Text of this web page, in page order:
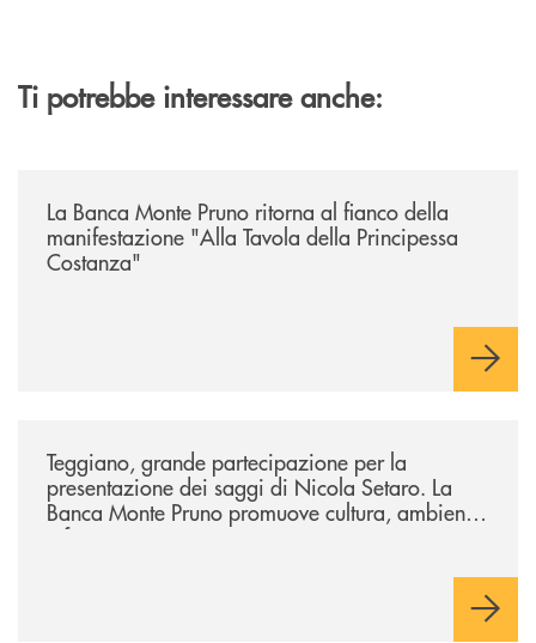
Ti potrebbe interessare anche:
La Banca Monte Pruno ritorna al fianco della
manifestazione "Alla Tavola della Principessa
Costanza"
Teggiano, grande partecipazione per la
presentazione dei saggi di Nicola Setaro. La
Banca Monte Pruno promuove cultura, ambiente
e futuro